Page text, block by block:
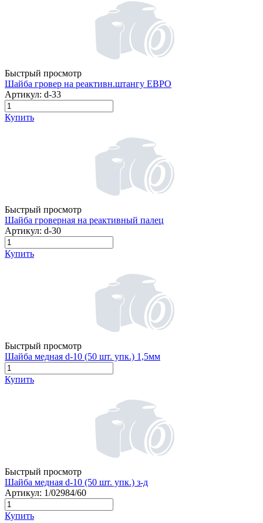
Быстрый просмотр
Шайба гровер на реактивн.штангу ЕВРО
Артикул: d-33
Купить
Быстрый просмотр
Шайба гроверная на реактивный палец
Артикул: d-30
Купить
Быстрый просмотр
Шайба медная d-10 (50 шт. упк.) 1,5мм
Купить
Быстрый просмотр
Шайба медная d-10 (50 шт. упк.) з-д
Артикул: 1/02984/60
Купить